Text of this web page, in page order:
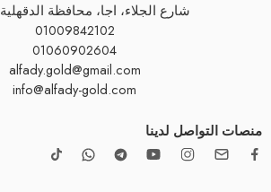
شارع الجلاء، اجا، محافظة الدقهلية 35764
01009842102
01060902604
alfady.gold@gmail.com
info@alfady-gold.com
منصات التواصل لدينا